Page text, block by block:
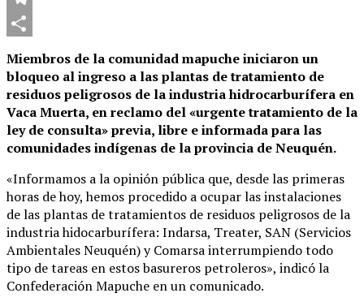
Telegram
Miembros de la comunidad mapuche iniciaron un
bloqueo al ingreso a las plantas de tratamiento de
residuos peligrosos de la industria hidrocarburífera en
Vaca Muerta, en reclamo del «urgente tratamiento de la
ley de consulta» previa, libre e informada para las
comunidades indígenas de la provincia de Neuquén.
«Informamos a la opinión pública que, desde las primeras
horas de hoy, hemos procedido a ocupar las instalaciones
de las plantas de tratamientos de residuos peligrosos de la
industria hidocarburífera: Indarsa, Treater, SAN (Servicios
Ambientales Neuquén) y Comarsa interrumpiendo todo
tipo de tareas en estos basureros petroleros», indicó la
Confederación Mapuche en un comunicado.